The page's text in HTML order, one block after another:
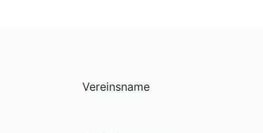
Vereinsname